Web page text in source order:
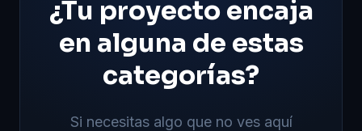
¿Tu proyecto encaja
en alguna de estas
categorías?
Si necesitas algo que no ves aquí